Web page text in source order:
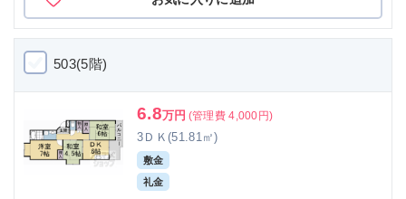
503(5階)
6.8万円 (管理費 4,000円)
3ＤＫ(51.81㎡)
敷金
礼金